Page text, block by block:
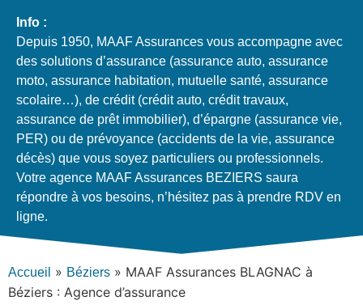
Info :
Depuis 1950, MAAF Assurances vous accompagne avec
des solutions d’assurance (assurance auto, assurance
moto, assurance habitation, mutuelle santé, assurance
scolaire…), de crédit (crédit auto, crédit travaux,
assurance de prêt immobilier), d’épargne (assurance vie,
PER) ou de prévoyance (accidents de la vie, assurance
décès) que vous soyez particuliers ou professionnels.
Votre agence MAAF Assurances BEZIERS saura
répondre à vos besoins, n’hésitez pas à prendre RDV en
ligne.
Accueil » Béziers » MAAF Assurances BLAGNAC à
Béziers : Agence d’assurance